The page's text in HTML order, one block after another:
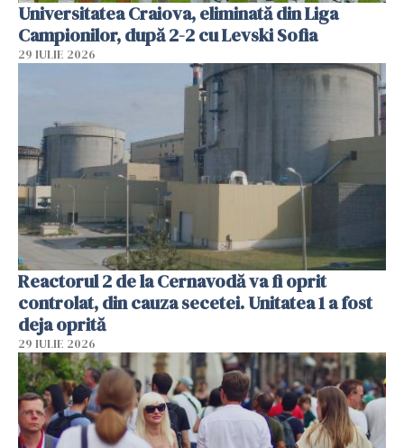
Universitatea Craiova, eliminată din Liga
Campionilor, după 2-2 cu Levski Sofia
29 IULIE 2026
Reactorul 2 de la Cernavodă va fi oprit
controlat, din cauza secetei. Unitatea 1 a fost
deja oprită
29 IULIE 2026